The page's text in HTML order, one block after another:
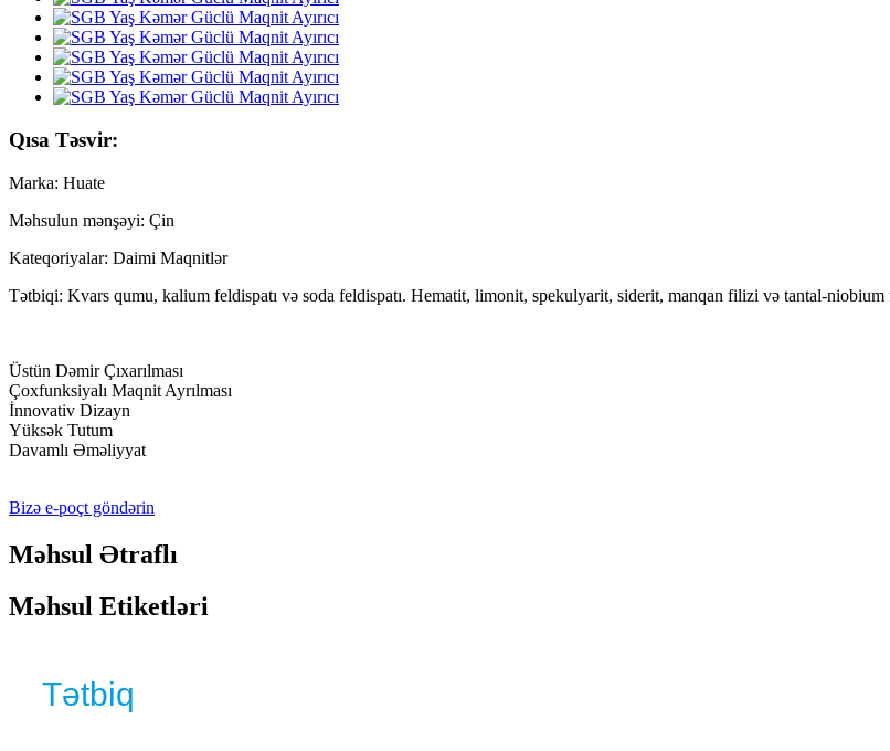
Qısa Təsvir:
Marka: Huate
Məhsulun mənşəyi: Çin
Kateqoriyalar: Daimi Maqnitlər
Tətbiqi: Kvars qumu, kalium feldispatı və soda feldispatı. Hematit, limonit, spekulyarit, siderit, manqan filizi və tantal-
Üstün Dəmir Çıxarılması
Çoxfunksiyalı Maqnit Ayrılması
İnnovativ Dizayn
Yüksək Tutum
Davamlı Əməliyyat
Bizə e-poçt göndərin
Məhsul Ətraflı
Məhsul Etiketləri
Tətbiq